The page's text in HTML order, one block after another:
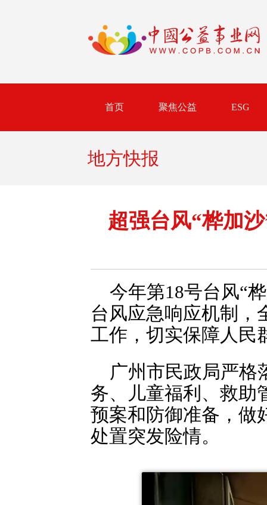
首页 聚焦公益 ESG
地方快报
超强台风“桦加
今年第18号台风“
台风应急响应机制，
工作，切实保障人民
广州市民政局严格
务、儿童福利、救助
预案和防御准备，做
处置突发险情。